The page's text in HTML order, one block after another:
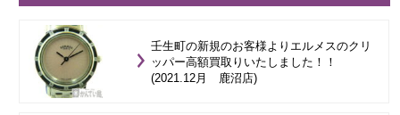
壬生町の新規のお客様よりエルメスのクリ
ッパー高額買取りいたしました！！
(2021.12月 鹿沼店)